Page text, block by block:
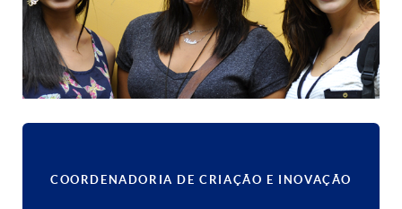
COORDENADORIA DE CRIAÇÃO E INOVAÇÃO